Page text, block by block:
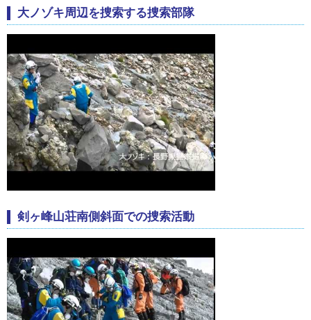
大ノゾキ周辺を捜索する捜索部隊
剣ヶ峰山荘南側斜面での捜索活動